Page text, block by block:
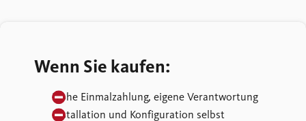
Wenn Sie kaufen:
Hohe Einmalzahlung, eigene Verantwortung
Installation und Konfiguration selbst